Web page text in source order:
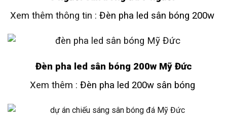
Xem thêm thông tin : Đèn pha led sân bóng 200w
Đèn pha led sân bóng 200w Mỹ Đức
Xem thêm : Đèn pha led 200w sân bóng